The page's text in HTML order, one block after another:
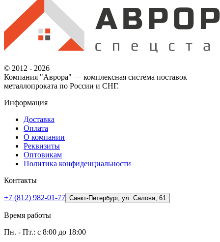
© 2012 - 2026
Компания "Аврора" — комплексная система поставок
металлопроката по России и СНГ.
Информация
Доставка
Оплата
О компании
Реквизиты
Оптовикам
Политика конфиденциальности
Контакты
+7 (812) 982-01-77 Санкт-Петербург, ул. Салова, 61
Время работы
Пн. - Пт.: с 8:00 до 18:00